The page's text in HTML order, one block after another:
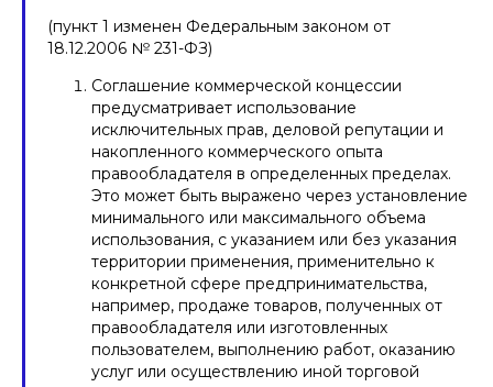
(пункт 1 изменен Федеральным законом от
18.12.2006 № 231-ФЗ)
Соглашение коммерческой концессии
предусматривает использование
исключительных прав, деловой репутации и
накопленного коммерческого опыта
правообладателя в определенных пределах.
Это может быть выражено через установление
минимального или максимального объема
использования, с указанием или без указания
территории применения, применительно к
конкретной сфере предпринимательства,
например, продаже товаров, полученных от
правообладателя или изготовленных
пользователем, выполнению работ, оказанию
услуг или осуществлению иной торговой